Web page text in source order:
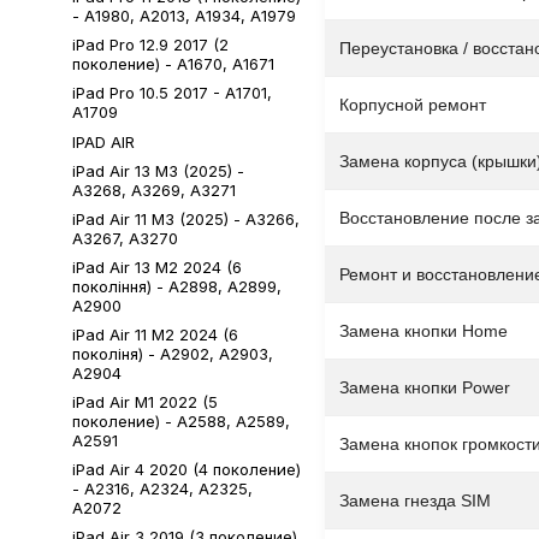
Переустановка /
Корпусной ремонт
Замена корпуса
Восстановление после
Ремонт и
Замена кнопки Home
Замена кнопки Power
Замена кнопок громкости
Замена гнезда SIM
- A1980, A2013, A1934, A1979
iPad Pro 12.9 2017 (2
поколение) - A1670, A1671
iPad Pro 10.5 2017 - A1701,
A1709
IPAD AIR
iPad Air 13 M3 (2025) -
A3268, A3269, A3271
iPad Air 11 M3 (2025) - A3266,
A3267, A3270
iPad Air 13 M2 2024 (6
покоління) - A2898, A2899,
A2900
iPad Air 11 М2 2024 (6
поколіня) - A2902, A2903,
A2904
iPad Air М1 2022 (5
поколение) - A2588, A2589,
A2591
iPad Air 4 2020 (4 поколение)
- A2316, A2324, A2325,
A2072